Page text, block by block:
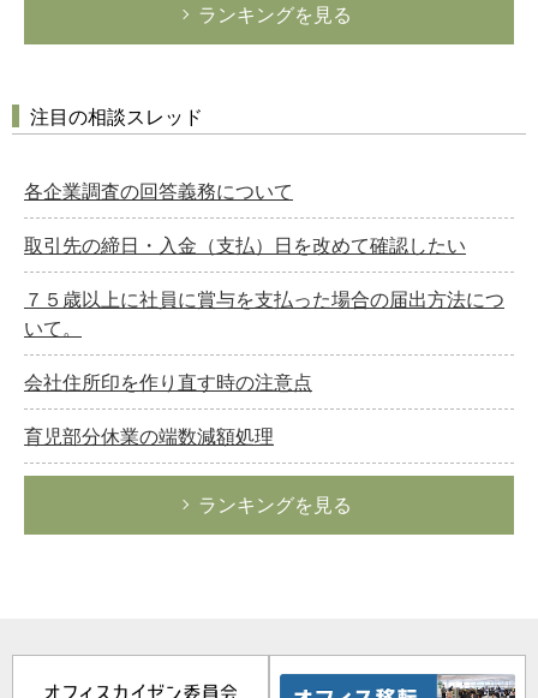
ランキングを見る
注目の相談スレッド
各企業調査の回答義務について
取引先の締日・入金（支払）日を改めて確認したい
７５歳以上に社員に賞与を支払った場合の届出方法につ
いて。
会社住所印を作り直す時の注意点
育児部分休業の端数減額処理
ランキングを見る